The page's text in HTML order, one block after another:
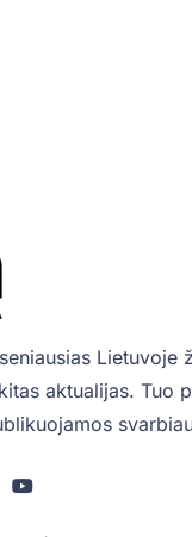
Lietuvoje
aktualijas. Tuo